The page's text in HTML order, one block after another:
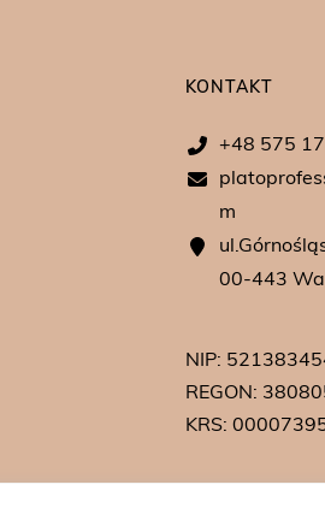
KONTAKT
+48 575
m
00-443
NIP:
REGON:
KRS: